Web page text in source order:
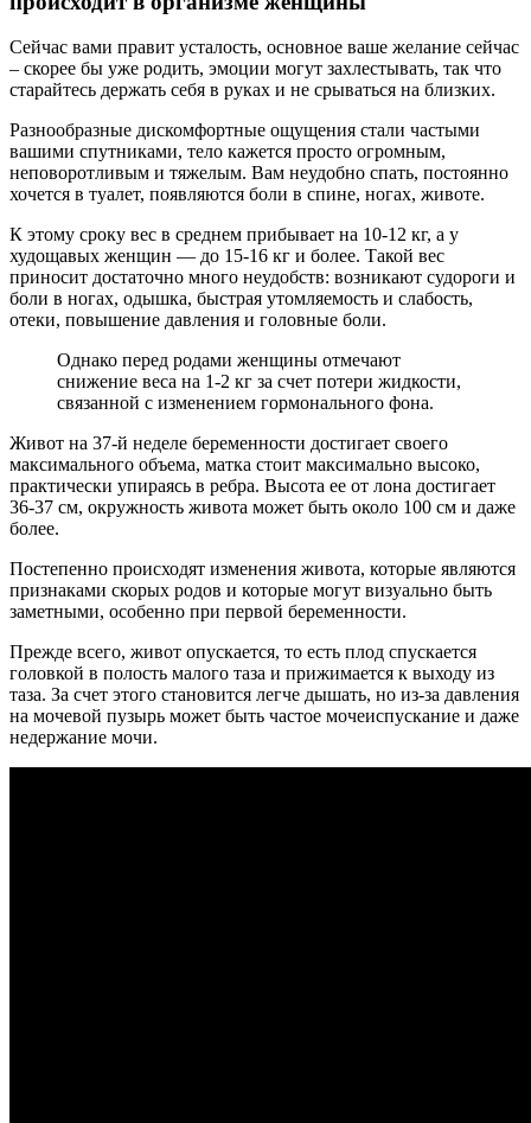
Сейчас вами правит усталость, основное ваше желание сейчас
– скорее бы уже родить, эмоции могут захлестывать, так что
старайтесь держать себя в руках и не срываться на близких.
Разнообразные дискомфортные ощущения стали частыми
вашими спутниками, тело кажется просто огромным,
неповоротливым и тяжелым. Вам неудобно спать, постоянно
хочется в туалет, появляются боли в спине, ногах, животе.
К этому сроку вес в среднем прибывает на 10-12 кг, а у
худощавых женщин — до 15-16 кг и более. Такой вес
приносит достаточно много неудобств: возникают судороги и
боли в ногах, одышка, быстрая утомляемость и слабость,
отеки, повышение давления и головные боли.
Однако перед родами женщины отмечают
снижение веса на 1-2 кг за счет потери жидкости,
связанной с изменением гормонального фона.
Живот на 37-й неделе беременности достигает своего
максимального объема, матка стоит максимально высоко,
практически упираясь в ребра. Высота ее от лона достигает
36-37 см, окружность живота может быть около 100 см и даже
более.
Постепенно происходят изменения живота, которые являются
признаками скорых родов и которые могут визуально быть
заметными, особенно при первой беременности.
Прежде всего, живот опускается, то есть плод спускается
головкой в полость малого таза и прижимается к выходу из
таза. За счет этого становится легче дышать, но из-за давления
на мочевой пузырь может быть частое мочеиспускание и даже
недержание мочи.